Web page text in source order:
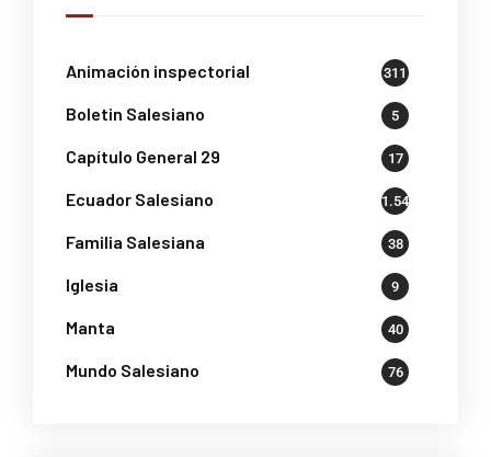
Animación inspectorial 311
Boletin Salesiano 5
Capítulo General 29 17
Ecuador Salesiano 1.541
Familia Salesiana 38
Iglesia 9
Manta 40
Mundo Salesiano 76